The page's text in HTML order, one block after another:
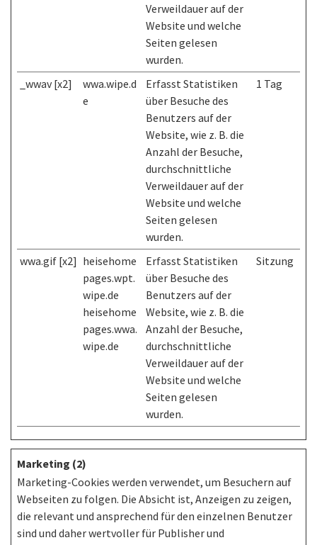
Verweildauer auf der
Website und welche
Seiten gelesen
wurden.
_wwav [x2]
wwa.wipe.d
e
Erfasst Statistiken
über Besuche des
Benutzers auf der
Website, wie z. B. die
Anzahl der Besuche,
durchschnittliche
Verweildauer auf der
Website und welche
Seiten gelesen
wurden.
1 Tag
wwa.gif [x2] heisehome
pages.wpt.
wipe.de
heisehome
pages.wwa.
wipe.de
Erfasst Statistiken
über Besuche des
Benutzers auf der
Website, wie z. B. die
Anzahl der Besuche,
durchschnittliche
Verweildauer auf der
Website und welche
Seiten gelesen
wurden.
Sitzung
Marketing (2)
Marketing-Cookies werden verwendet, um Besuchern auf
Webseiten zu folgen. Die Absicht ist, Anzeigen zu zeigen,
die relevant und ansprechend für den einzelnen Benutzer
sind und daher wertvoller für Publisher und